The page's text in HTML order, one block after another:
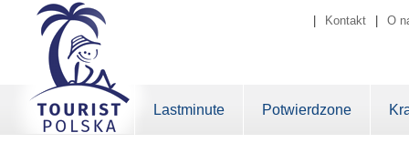
Kontakt O
Lastminute Potwierdzone